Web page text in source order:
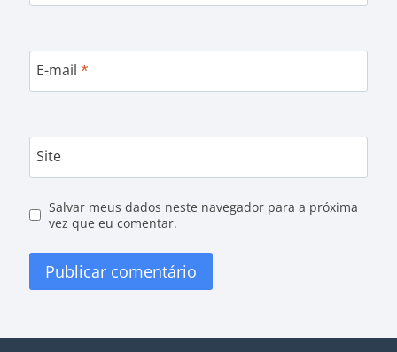
E-mail *
Site
Salvar meus dados neste navegador para a próxima
vez que eu comentar.